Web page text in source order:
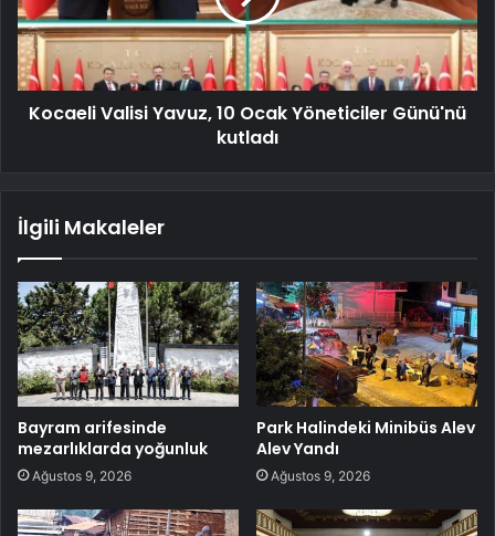
Kocaeli Valisi Yavuz, 10 Ocak Yöneticiler Günü'nü
kutladı
İlgili Makaleler
Bayram arifesinde
mezarlıklarda yoğunluk
Ağustos 9, 2026
Park Halindeki Minibüs Alev
Alev Yandı
Ağustos 9, 2026